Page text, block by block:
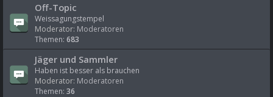
Off-Topic
Weissagungstempel
Moderator: Moderatoren
Themen: 683
Jäger und Sammler
Haben ist besser als brauchen
Moderator: Moderatoren
Themen: 36